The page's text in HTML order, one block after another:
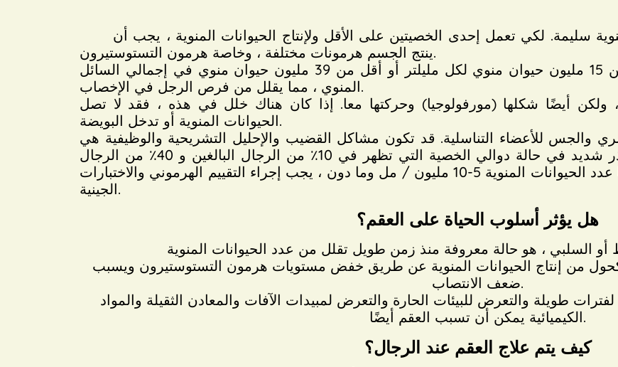
سليمة. لكي تعمل إحدى الخصيتين على الأقل ولإنتاج الحيوانات المنوية ، يجب أن
ينتج الجسم هرمونات مختلفة ، وخاصة هرمون التستوستيرون.
انخفاض عدد الحيوانات المنوية يعني أقل من 15 مليون حيوان منوي لكل مليلتر أو أقل من 39 مليون حيوان منوي في إجمالي السائل
المنوي ، مما يقلل من فرص الرجل في الإخصاب.
ولكن أيضًا شكلها (مورفولوجيا) وحركتها معا. إذا كان هناك خلل في هذه ، فقد لا تصل
الحيوانات المنوية أو تدخل البويضة.
للأعضاء التناسلية. قد تكون مشاكل القضيب والإحليل التشريحية والوظيفية هي
سبب العقم. يجب إجراء الفحص البدني بحذر شديد في حالة دوالي الخصية التي تظهر في 10٪ من الرجال البالغين و 40٪ من الرجال
المصابين بالعقم. في الحالات التي يكون فيها عدد الحيوانات المنوية 5-10 مليون / مل وما دون ، يجب إجراء التقييم الهرموني والاختبارات
الجينية.
هل يؤثر أسلوب الحياة على العقم؟
من إنتاج الحيوانات المنوية عن طريق خفض مستويات هرمون التستوستيرون ويسبب
ضعف الانتصاب.
طويلة والتعرض للبيئات الحارة والتعرض لمبيدات الآفات والمعادن الثقيلة والمواد
الكيميائية يمكن أن تسبب العقم أيضًا.
كيف يتم علاج العقم عند الرجال؟